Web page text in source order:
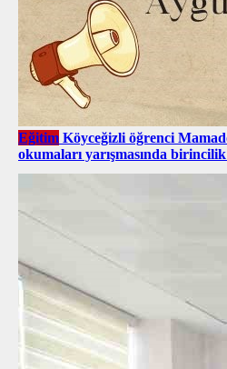
Eğitim Köyceğizli öğrenci
okumaları yarışmasında